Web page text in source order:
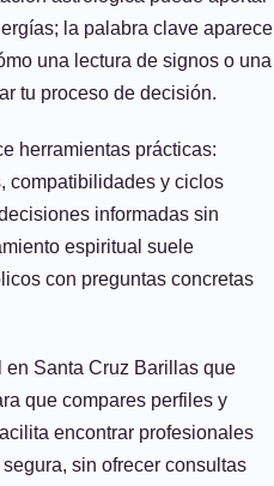
la palabra clave aparece
una lectura de signos o una
tu proceso de decisión.
herramientas prácticas:
compatibilidades y ciclos
informadas sin
espiritual suele
con preguntas concretas
en Santa Cruz Barillas que
que compares perfiles y
encontrar profesionales
sin ofrecer consultas